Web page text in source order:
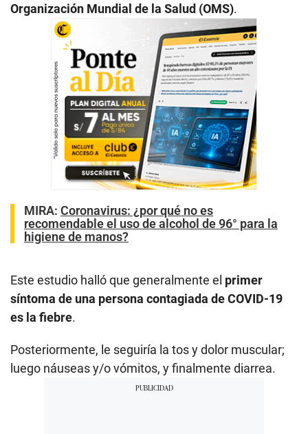
Organización Mundial de la Salud (OMS).
MIRA: Coronavirus: ¿por qué no es
recomendable el uso de alcohol de 96° para la
higiene de manos?
Este estudio halló que generalmente el primer
síntoma de una persona contagiada de COVID-19
es la fiebre.
Posteriormente, le seguiría la tos y dolor muscular;
luego náuseas y/o vómitos, y finalmente diarrea.